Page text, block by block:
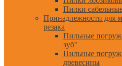
Пилки
Принадлежности для
резака
Пильные
зуб"
Пильные
древесины